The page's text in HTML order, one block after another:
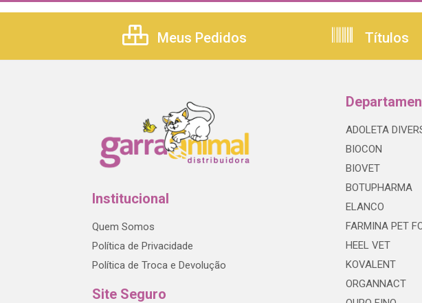
Meus Pedidos Títulos
Institucional
Quem Somos
Política de Privacidade
Política de Troca e Devolução
Site Seguro
ADOLETA
BIOCON
BIOVET
BOTUPHARMA
ELANCO
FARMINA PET
HEEL VET
KOVALENT
ORGANNACT